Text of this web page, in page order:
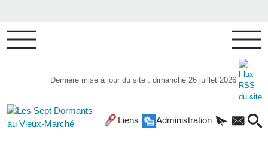
Dernière mise à jour du site : dimanche 26 juillet 2026
Liens Administration